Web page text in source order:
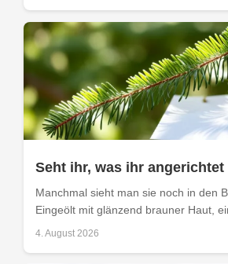
Seht ihr, was ihr angerichtet
Manchmal sieht man sie noch in den
Eingeölt mit glänzend brauner Haut,
4. August 2026